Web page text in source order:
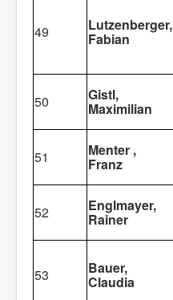
49 Lutzenberger,
Fabian
50 Gistl,
Maximilian
51 Menter ,
Franz
52 Englmayer,
Rainer
53 Bauer,
Claudia